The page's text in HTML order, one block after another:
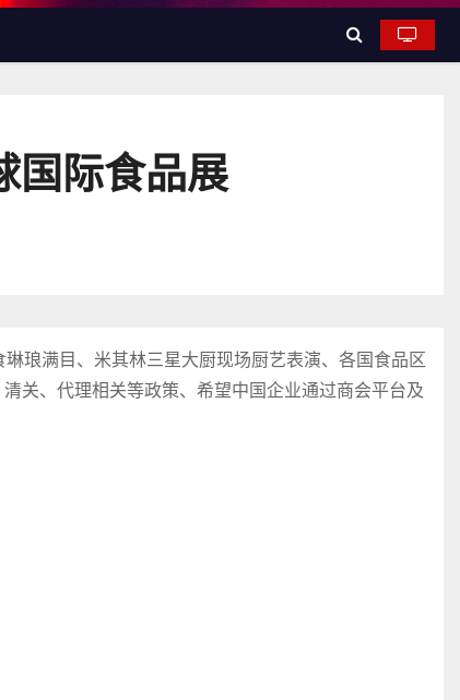
国际食品展
琅满目、米其林三星大厨现场厨艺表演、各国食品区
关、代理相关等政策、希望中国企业通过商会平台及